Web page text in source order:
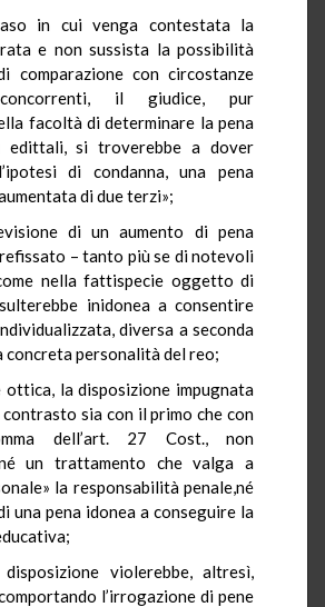
in cui venga contestata la
e non sussista la possibilità
comparazione con circostanze
il giudice, pur
facoltà di determinare la pena
si troverebbe a dover
di condanna, una pena
di due terzi»;
di un aumento di pena
– tanto più se di notevoli
nella fattispecie oggetto di
inidonea a consentire
diversa a seconda
concreta personalità del reo;
ottica, la disposizione impugnata
sia con il primo che con
dell’art. 27 Cost., non
un trattamento che valga a
la responsabilità penale,né
una pena idonea a conseguire la
violerebbe, altresì,
l’irrogazione di pene